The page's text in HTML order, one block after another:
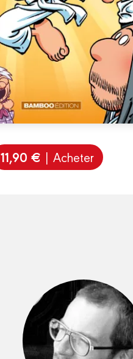
11,90 € | Acheter